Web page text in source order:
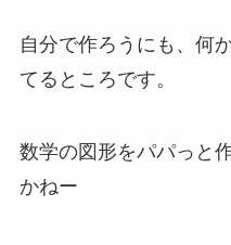
自分で作ろうにも、何
てるところです。
数学の図形をパパっと
かねー